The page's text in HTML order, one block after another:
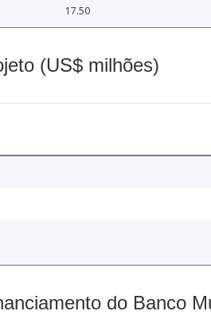
17.50
(US$ milhões)
do Banco